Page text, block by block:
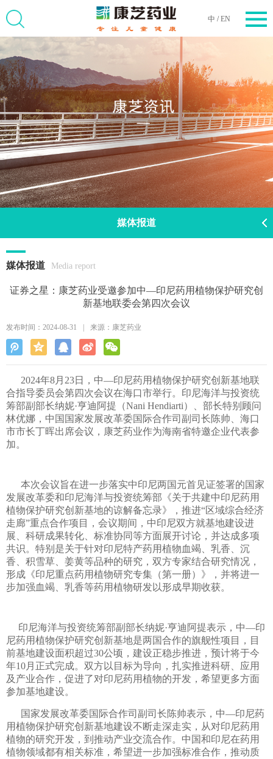
中 /EN
媒体报道
媒体报道 Media report
证券之星：康芝药业受邀参加中—印尼药用植物保护研究创
新基地联委会第四次会议
发布时间：2024-08-31 来源：康芝药业
2024年8月23日，中—印尼药用植物保护研究创新基地联
合指导委员会第四次会议在海口市举行。印尼海洋与投资统
筹部副部长纳妮·亨迪阿提（Nani Hendiarti）、部长特别顾问
林优娜，中国国家发展改革委国际合作司副司长陈帅、海口
市市长丁晖出席会议，康芝药业作为海南省特邀企业代表参
加。
本次会议旨在进一步落实中印尼两国元首见证签署的国家
发展改革委和印尼海洋与投资统筹部《关于共建中印尼药用
植物保护研究创新基地的谅解备忘录》，推进“区域综合经济
走廊”重点合作项目，会议期间，中印尼双方就基地建设进
展、科研成果转化、标准协同等方面展开讨论，并达成多项
共识。特别是关于针对印尼特产药用植物血竭、乳香、沉
香、积雪草、姜黄等品种的研究，双方专家结合研究情况，
形成《印尼重点药用植物研究专集（第一册）》，并将进一
步加强血竭、乳香等药用植物研发以形成早期收获。
印尼海洋与投资统筹部副部长纳妮·亨迪阿提表示，中—印
尼药用植物保护研究创新基地是两国合作的旗舰性项目，目
前基地建设面积超过30公顷，建设正稳步推进，预计将于今
年10月正式完成。双方以目标为导向，扎实推进科研、应用
及产业合作，促进了对印尼药用植物的开发，希望更多方面
参加基地建设。
国家发展改革委国际合作司副司长陈帅表示，中—印尼药
用植物保护研究创新基地建设不断走深走实，从对印尼药用
植物的研究开发，到推动产业交流合作。中国和印尼在药用
植物领域都有相关标准，希望进一步加强标准合作，推动质